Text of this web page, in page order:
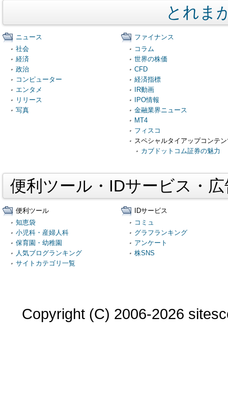
とれま
ニュース
社会
経済
政治
コンピューター
エンタメ
リリース
写真
ファイナンス
コラム
世界の株価
CFD
経済指標
IR動画
IPO情報
金融業界ニュース
MT4
フィスコ
スペシャルタイアップコンテ
カブドットコム証券の魅力
便利ツール・IDサービス・
便利ツール
知恵袋
小児科・産婦人科
保育園・幼稚園
人気ブログランキング
サイトカテゴリ一覧
IDサービス
コミュ
グラフランキング
アンケート
株SNS
Copyright (C) 2006-2026